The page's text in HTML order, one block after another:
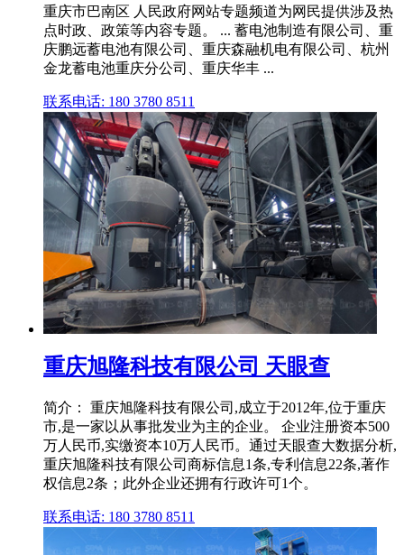
重庆市巴南区 人民政府网站专题频道为网民提供涉及热
点时政、政策等内容专题。 ... 蓄电池制造有限公司、重
庆鹏远蓄电池有限公司、重庆森融机电有限公司、杭州
金龙蓄电池重庆分公司、重庆华丰 ...
联系电话: 180 3780 8511
重庆旭隆科技有限公司 天眼查
简介： 重庆旭隆科技有限公司,成立于2012年,位于重庆
市,是一家以从事批发业为主的企业。 企业注册资本500
万人民币,实缴资本10万人民币。通过天眼查大数据分析,
重庆旭隆科技有限公司商标信息1条,专利信息22条,著作
权信息2条；此外企业还拥有行政许可1个。
联系电话: 180 3780 8511